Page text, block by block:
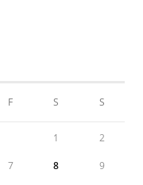
F S S
1 2
7 8 9